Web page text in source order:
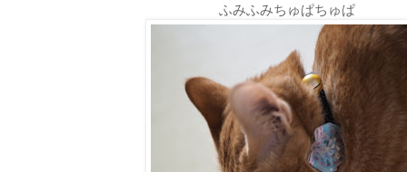
ふみふみちゅぱちゅぱ